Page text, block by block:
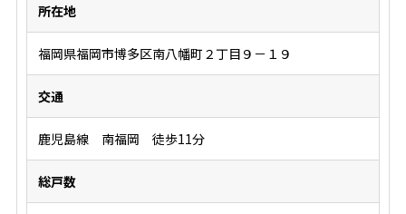
所在地
福岡県福岡市博多区南八幡町２丁目９－１９
交通
鹿児島線 南福岡 徒歩11分
総戸数